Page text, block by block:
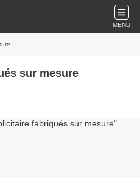
MENU
sur mesure